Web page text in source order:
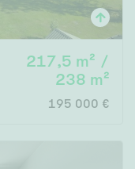
217,5 m² /
238 m²
(runsaasti
195 000 €